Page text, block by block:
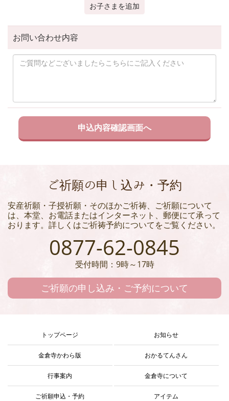
お子さまを追加
お問い合わせ内容
ご祈願の申し込み・予約
安産祈願・子授祈願・そのほかご祈祷、ご祈願について
は、本堂、お電話またはインターネット、郵便にて承って
おります。詳しくはご祈祷予約についてをご覧ください。
0877-62-0845
受付時間：9時～17時
ご祈願の申し込み・ご予約について
トップページ お知らせ
金倉寺かわら版 おかるてんさん
行事案内 金倉寺について
ご祈願申込・予約 アイテム